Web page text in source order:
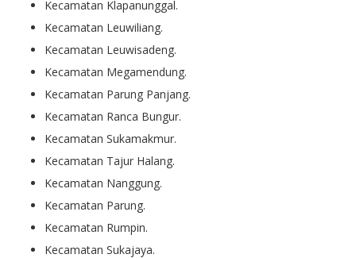
Kecamatan Klapanunggal.
Kecamatan Leuwiliang.
Kecamatan Leuwisadeng.
Kecamatan Megamendung.
Kecamatan Parung Panjang.
Kecamatan Ranca Bungur.
Kecamatan Sukamakmur.
Kecamatan Tajur Halang.
Kecamatan Nanggung.
Kecamatan Parung.
Kecamatan Rumpin.
Kecamatan Sukajaya.